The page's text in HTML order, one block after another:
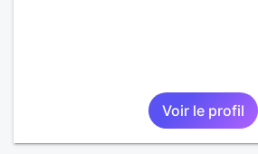
Voir le profil